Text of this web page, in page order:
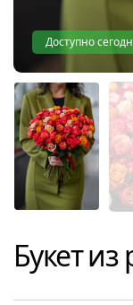
Доступно
Букет из